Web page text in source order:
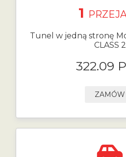
1
Tunel w jedną stronę
CLASS 2
322.09
ZAMÓW